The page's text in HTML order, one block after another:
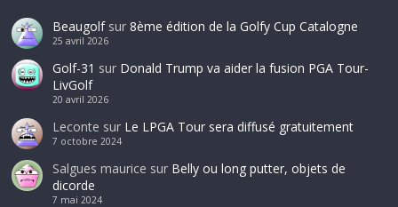
Beaugolfsur 8ème édition de la Golfy Cup Catalogne
25 avril 2026
Golf-31 sur Donald Trump va aider la fusion PGA Tour-
LivGolf
20 avril 2026
Leconte sur Le LPGA Tour sera diffusé gratuitement
7 octobre 2024
Salgues maurice sur Belly ou long putter, objets de
dicorde
7 mai 2024